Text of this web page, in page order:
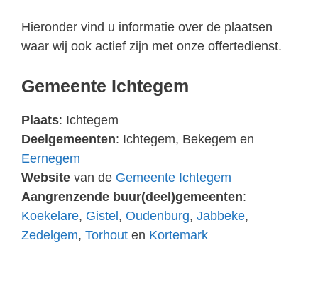
Hieronder vind u informatie over de plaatsen
waar wij ook actief zijn met onze offertedienst.
Gemeente Ichtegem
Plaats: Ichtegem
Deelgemeenten: Ichtegem, Bekegem en
Eernegem
Website van de Gemeente Ichtegem
Aangrenzende buur(deel)gemeenten:
Koekelare, Gistel , Oudenburg, Jabbeke,
Zedelgem, Torhout en Kortemark